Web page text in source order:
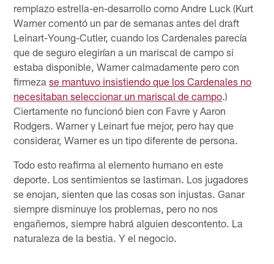
remplazo estrella-en-desarrollo como Andre Luck (Kurt
Warner comentó un par de semanas antes del draft
Leinart-Young-Cutler, cuando los Cardenales parecía
que de seguro elegirían a un mariscal de campo si
estaba disponible, Warner calmadamente pero con
firmezase mantuvo insistiendo que los Cardenales no
necesitaban seleccionar un mariscal de campo.)
Ciertamente no funcionó bien con Favre y Aaron
Rodgers. Warner y Leinart fue mejor, pero hay que
considerar, Warner es un tipo diferente de persona.
Todo esto reafirma al elemento humano en este
deporte. Los sentimientos se lastiman. Los jugadores
se enojan, sienten que las cosas son injustas. Ganar
siempre disminuye los problemas, pero no nos
engañemos, siempre habrá alguien descontento. La
naturaleza de la bestia. Y el negocio.